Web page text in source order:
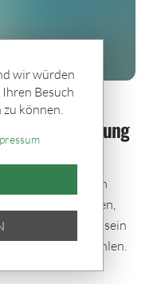
Bei jeder Ziehung
bleibst du auch
Einmal auswählen,
Ziehungen dabei sein
gewählten Zahlen.
wir würden
Besuch
können.